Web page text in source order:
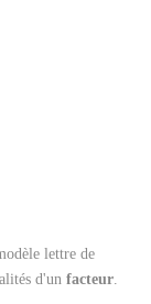
lettre de
d'un facteur.